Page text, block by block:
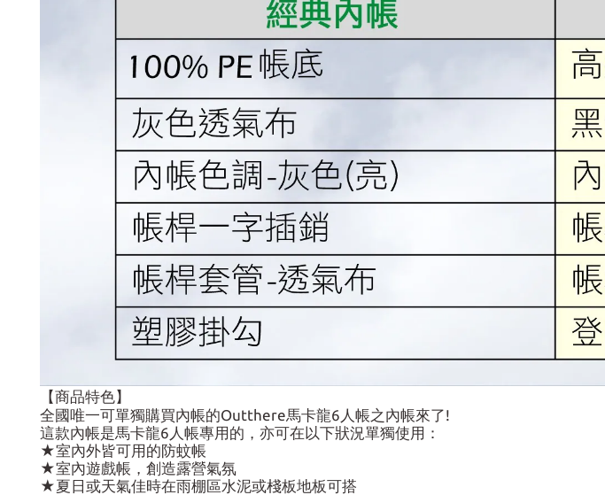
【商品特色】
全國唯一可單獨購買內帳的Outthere馬卡龍6人帳之內帳來了!
這款內帳是馬卡龍6人帳專用的，亦可在以下狀況單獨使用：
★室內外皆可用的防蚊帳
★室內遊戲帳，創造露營氣氛
★夏日或天氣佳時在雨棚區水泥或棧板地板可搭